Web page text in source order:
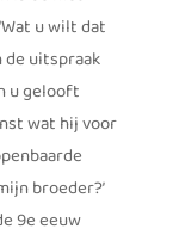
u wilt dat
de uitspraak
u gelooft
wat hij voor
broeder?’
9e eeuw